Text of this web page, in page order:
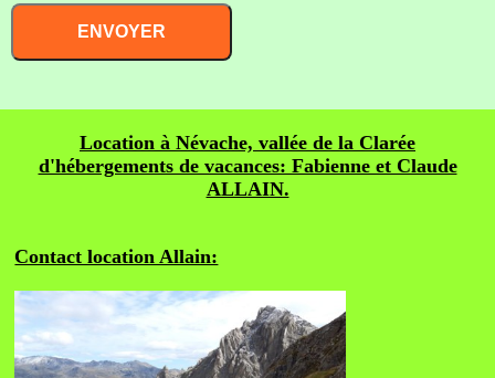
Location à Névache, vallée de la Clarée
d'hébergements de vacances: Fabienne et Claude
ALLAIN.
Contact location Allain: